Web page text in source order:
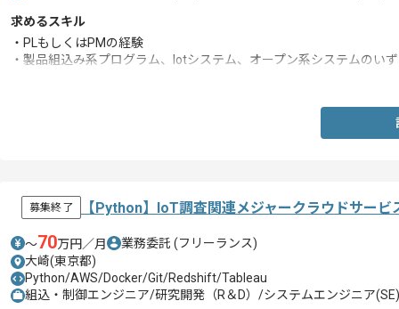
求めるスキル
・PLもしくはPMの経験
・製品組込み系プログラム、Iotシステム、オープン系システムの
募集終了 【Python】IoT調査関連メジャークラウドサー
〜70万円／月 業務委託 (フリーランス)
大崎(東京都)
Python/AWS/Docker/Git/Redshift/Tableau
組込・制御エンジニア/研究開発（R＆D）/システムエンジニア